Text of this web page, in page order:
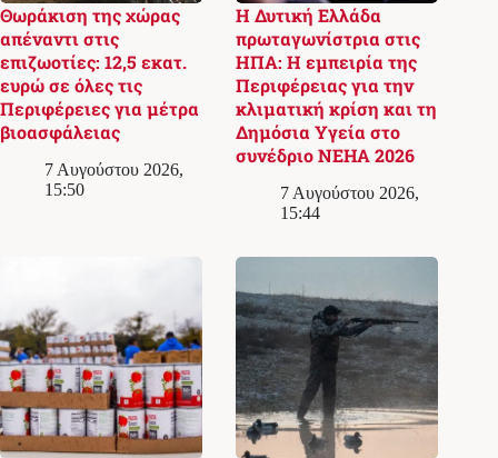
Θωράκιση της χώρας
απέναντι στις
επιζωοτίες: 12,5 εκατ.
ευρώ σε όλες τις
Περιφέρειες για μέτρα
βιοασφάλειας
7 Αυγούστου 2026,
15:50
Η Δυτική Ελλάδα
πρωταγωνίστρια στις
ΗΠΑ: Η εμπειρία της
Περιφέρειας για την
κλιματική κρίση και τη
Δημόσια Υγεία στο
συνέδριο NEHA 2026
7 Αυγούστου 2026,
15:44